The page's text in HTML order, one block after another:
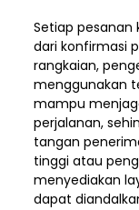
Setiap pesanan
dari konfirmasi
rangkaian,
menggunakan
mampu
perjalanan,
tangan
tinggi atau
menyediakan
dapat